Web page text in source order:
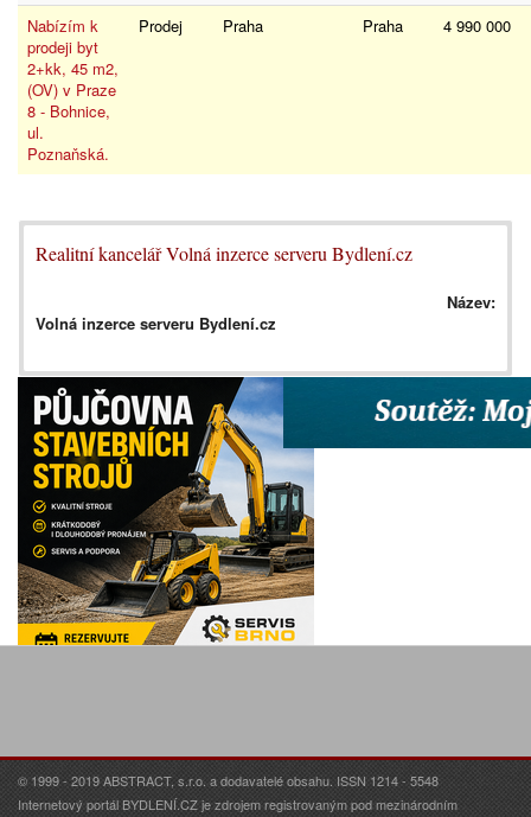
Nabízím k
prodeji byt
2+kk, 45 m2,
(OV) v Praze
8 - Bohnice,
ul.
Poznaňská.
Prodej Praha Praha 4 990 000
Realitní kancelář Volná inzerce serveru Bydlení.cz
Název:
Volná inzerce serveru Bydlení.cz
© 1999 - 2019 ABSTRACT, s.r.o. a dodavatelé obsahu. ISSN 1214 - 5548
Internetový portál BYDLENÍ.CZ je zdrojem registrovaným pod mezinárodním